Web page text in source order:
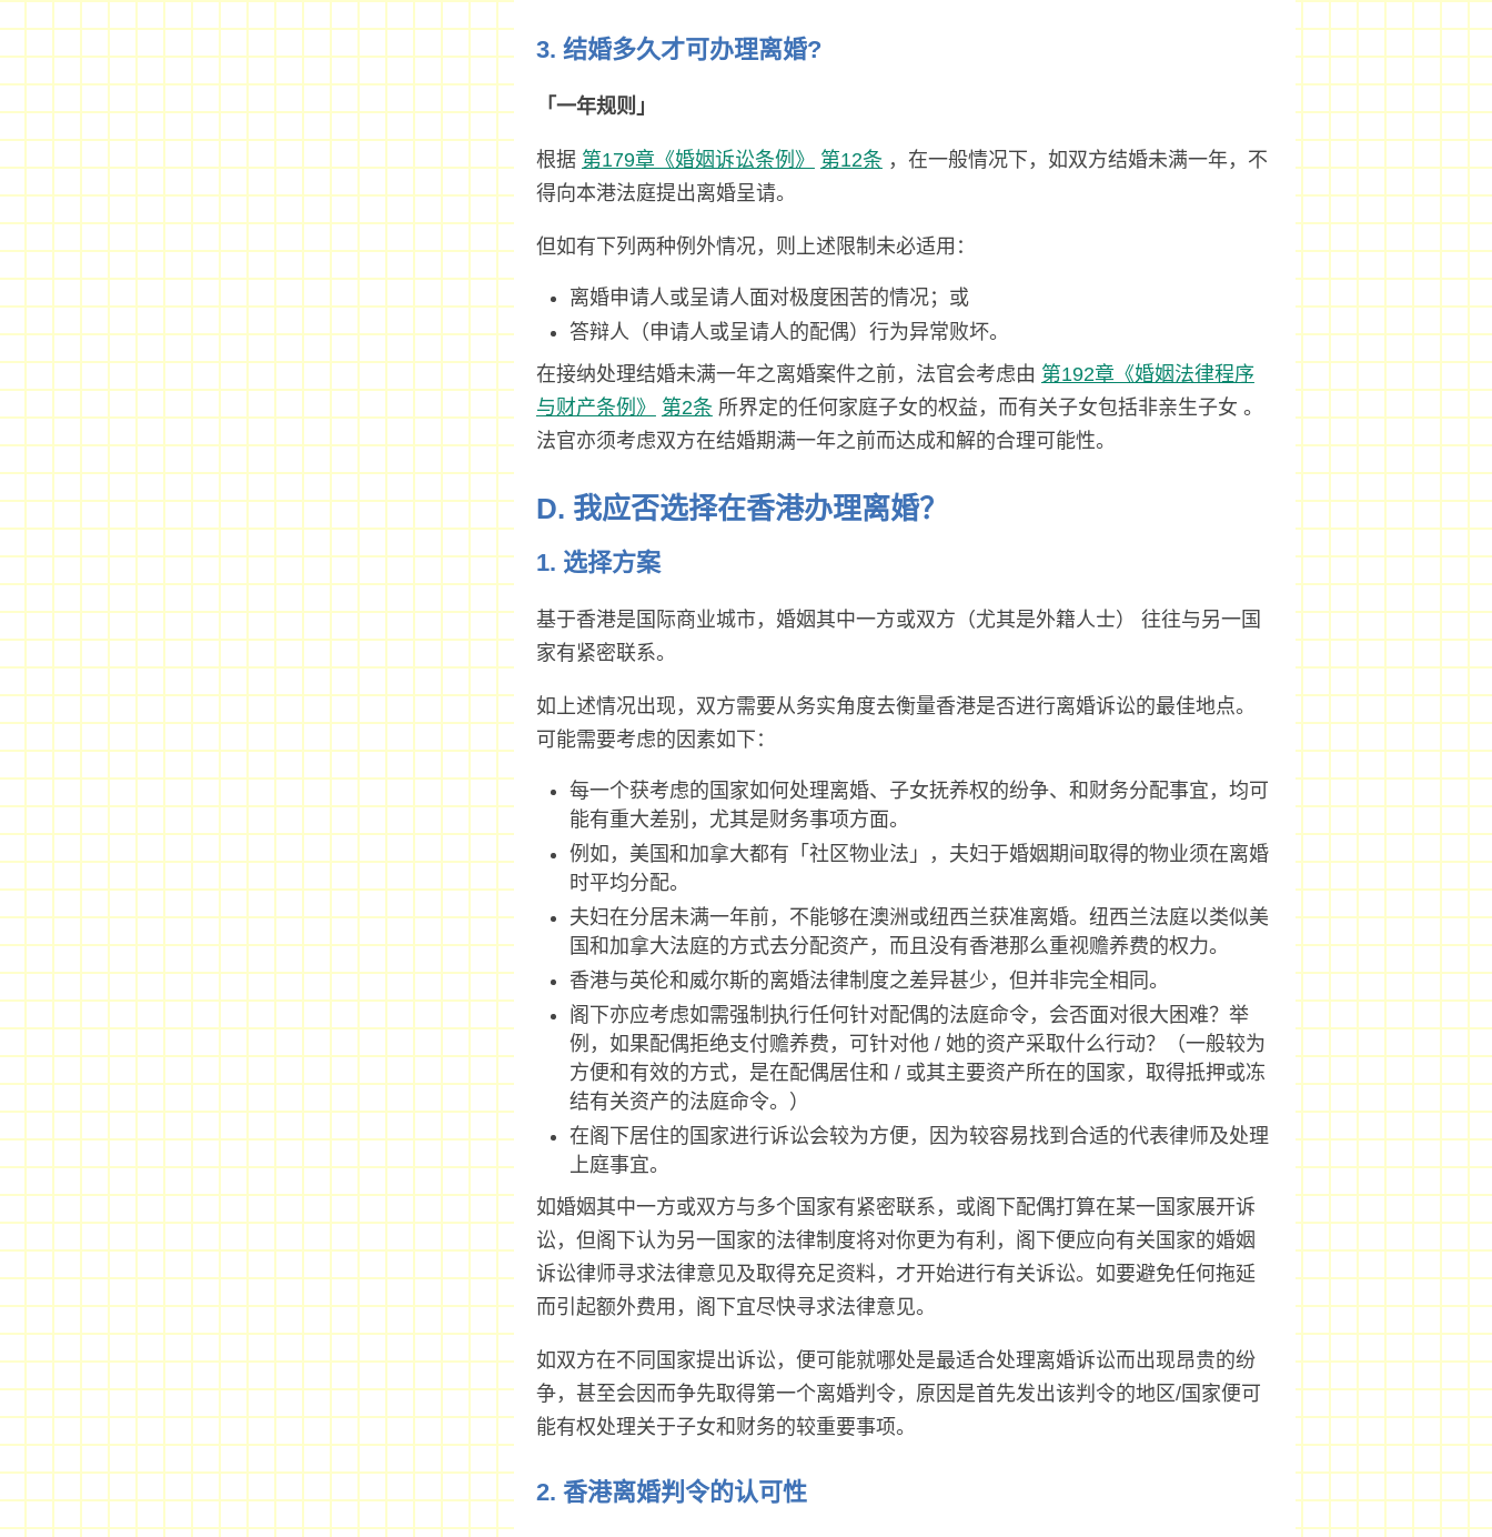
3. 结婚多久才可办理离婚?
「一年规则」
根据 第179章《婚姻诉讼条例》 第12条，在一般情况下，如双方结婚未满一年，不
得向本港法庭提出离婚呈请。
但如有下列两种例外情况，则上述限制未必适用：
离婚申请人或呈请人面对极度困苦的情况；或
答辩人（申请人或呈请人的配偶）行为异常败坏。
在接纳处理结婚未满一年之离婚案件之前，法官会考虑由 第192章《婚姻法律程序
与财产条例》
第2条所界定的任何家庭子女的权益，而有关子女包括非亲生子女 。
法官亦须考虑双方在结婚期满一年之前而达成和解的合理可能性。
D. 我应否选择在香港办理离婚？
1. 选择方案
基于香港是国际商业城市，婚姻其中一方或双方（尤其是外籍人士） 往往与另一国
家有紧密联系。
如上述情况出现，双方需要从务实角度去衡量香港是否进行离婚诉讼的最佳地点。
可能需要考虑的因素如下：
每一个获考虑的国家如何处理离婚、子女抚养权的纷争、和财务分配事宜，均可
能有重大差别，尤其是财务事项方面。
例如，美国和加拿大都有「社区物业法」，夫妇于婚姻期间取得的物业须在离婚
时平均分配。
夫妇在分居未满一年前，不能够在澳洲或纽西兰获准离婚。纽西兰法庭以类似美
国和加拿大法庭的方式去分配资产，而且没有香港那么重视赡养费的权力。
香港与英伦和威尔斯的离婚法律制度之差异甚少，但并非完全相同。
阁下亦应考虑如需强制执行任何针对配偶的法庭命令，会否面对很大困难？举
例，如果配偶拒绝支付赡养费，可针对他 / 她的资产采取什么行动？（一般较为
方便和有效的方式，是在配偶居住和 / 或其主要资产所在的国家，取得抵押或冻
结有关资产的法庭命令。）
在阁下居住的国家进行诉讼会较为方便，因为较容易找到合适的代表律师及处理
上庭事宜。
如婚姻其中一方或双方与多个国家有紧密联系，或阁下配偶打算在某一国家展开诉
讼，但阁下认为另一国家的法律制度将对你更为有利，阁下便应向有关国家的婚姻
诉讼律师寻求法律意见及取得充足资料，才开始进行有关诉讼。如要避免任何拖延
而引起额外费用，阁下宜尽快寻求法律意见。
如双方在不同国家提出诉讼，便可能就哪处是最适合处理离婚诉讼而出现昂贵的纷
争，甚至会因而争先取得第一个离婚判令，原因是首先发出该判令的地区/国家便可
能有权处理关于子女和财务的较重要事项。
2. 香港离婚判令的认可性